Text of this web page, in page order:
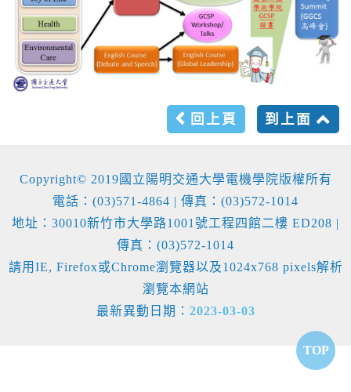
回上頁 到上面
Copyright© 2019國立陽明交通大學電機學院版權所有
電話：(03)571-4864 | 傳真：(03)572-1014
地址：30010新竹市大學路1001號工程四館二樓 ED208 |
傳真：(03)572-1014
請用IE, Firefox或Chrome瀏覽器以及1024x768 pixels解析
瀏覽本網站
最新異動日期： 2023-03-03
TOP